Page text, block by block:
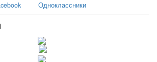
Одноклассники